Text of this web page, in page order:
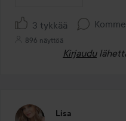
3 tykkää
896 näyttöä
Kirjaudu
Lisa